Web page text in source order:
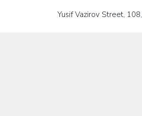
Yusif Vazirov Street, 108,